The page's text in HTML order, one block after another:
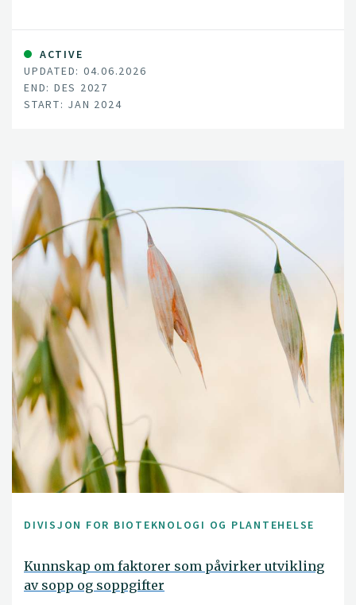
ACTIVE
UPDATED: 04.06.2026
END: DES 2027
START: JAN 2024
DIVISJON FOR BIOTEKNOLOGI OG PLANTEHELSE
Kunnskap om faktorer som påvirker utvikling
av sopp og soppgifter